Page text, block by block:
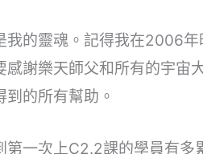
的靈魂。記得我在2006
謝樂天師父和所有的宇宙
的所有幫助。
第一次上C2.2課的學員有